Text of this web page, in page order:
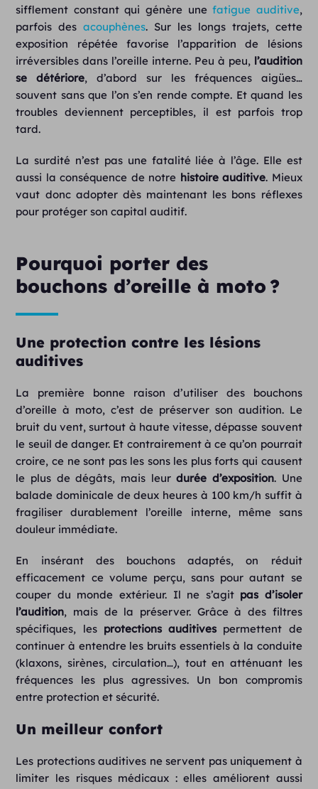
sifflement constant qui génère unefatigue auditive,
parfois desacouphènes. Sur les longs trajets, cette
exposition répétée favorise l’apparition de lésions
irréversibles dans l’oreille interne. Peu à peu, l’audition
se détériore, d’abord sur les fréquences aigües…
souvent sans que l’on s’en rende compte. Et quand les
troubles deviennent perceptibles, il est parfois trop
tard.
La surdité n’est pas une fatalité liée à l’âge. Elle est
aussi la conséquence de notre histoire auditive. Mieux
vaut donc adopter dès maintenant les bons réflexes
pour protéger son capital auditif.
Pourquoi porter des
bouchons d’oreille à moto ?
Une protection contre les lésions
auditives
La première bonne raison d’utiliser des bouchons
d’oreille à moto, c’est de préserver son audition. Le
bruit du vent, surtout à haute vitesse, dépasse souvent
le seuil de danger. Et contrairement à ce qu’on pourrait
croire, ce ne sont pas les sons les plus forts qui causent
le plus de dégâts, mais leurdurée d’exposition. Une
balade dominicale de deux heures à 100 km/h suffit à
fragiliser durablement l’oreille interne, même sans
douleur immédiate.
En insérant des bouchons adaptés, on réduit
efficacement ce volume perçu, sans pour autant se
couper du monde extérieur. Il ne s’agit pas d’isoler
l’audition, mais de la préserver. Grâce à des filtres
spécifiques, les protections auditives permettent de
continuer à entendre les bruits essentiels à la conduite
(klaxons, sirènes, circulation…), tout en atténuant les
fréquences les plus agressives. Un bon compromis
entre protection et sécurité.
Un meilleur confort
Les protections auditives ne servent pas uniquement à
limiter les risques médicaux : elles améliorent aussi